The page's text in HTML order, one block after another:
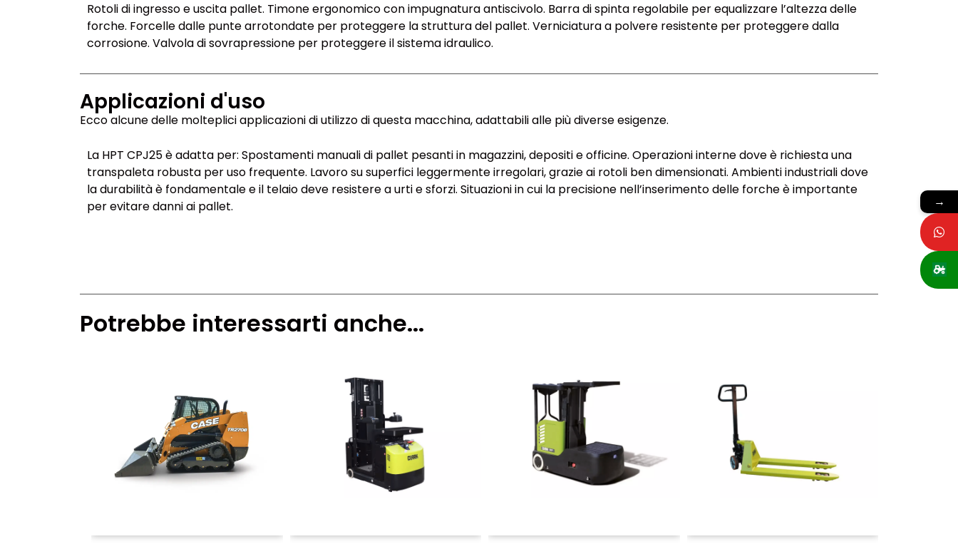
Rotoli di ingresso e uscita pallet. Timone ergonomico con impugnatura antiscivolo. Barra di spinta regolabile per equalizzare l’altezza delle
forche. Forcelle dalle punte arrotondate per proteggere la struttura del pallet. Verniciatura a polvere resistente per proteggere dalla
corrosione. Valvola di sovrapressione per proteggere il sistema idraulico.
Applicazioni d'uso
Ecco alcune delle molteplici applicazioni di utilizzo di questa macchina, adattabili alle più diverse esigenze.
La HPT CPJ25 è adatta per: Spostamenti manuali di pallet pesanti in magazzini, depositi e officine. Operazioni interne dove è richiesta una
transpaleta robusta per uso frequente. Lavoro su superfici leggermente irregolari, grazie ai rotoli ben dimensionati. Ambienti industriali dove
la durabilità è fondamentale e il telaio deve resistere a urti e sforzi. Situazioni in cui la precisione nell’inserimento delle forche è importante
per evitare danni ai pallet.
Potrebbe interessarti anche...
→